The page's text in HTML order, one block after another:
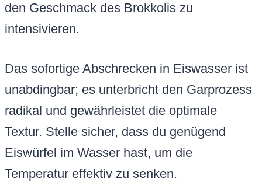
den Geschmack des Brokkolis zu
intensivieren.
Das sofortige Abschrecken in Eiswasser ist
unabdingbar; es unterbricht den Garprozess
radikal und gewährleistet die optimale
Textur. Stelle sicher, dass du genügend
Eiswürfel im Wasser hast, um die
Temperatur effektiv zu senken.